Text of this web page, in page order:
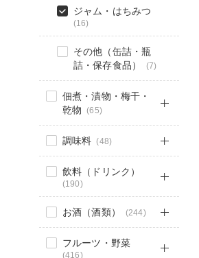
ジャム・はちみつ
(16)
その他（缶詰・瓶
詰・保存食品）
(7)
佃煮・漬物・梅干・
乾物 (65)
調味料 (48)
飲料（ドリンク）
(190)
お酒（酒類） (244)
フルーツ・野菜
(416)